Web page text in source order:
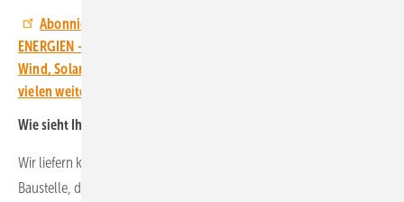
Abonnieren Sie den YouTube-Kanal von ERNEUERBARE
ENERGIEN – und erfahren Sie Neues über die Energiewende mit
Wind, Solar, Bioenergie, Speichertechnologie, Wasserstoff und
vielen weiteren Themen.
Wie sieht Ihre Lösung konkret aus?
Wir liefern komplett vorkonfektionierte Kabelbäume auf die
Baustelle, die nur noch ausgerollt und angeschlossen werden. Die